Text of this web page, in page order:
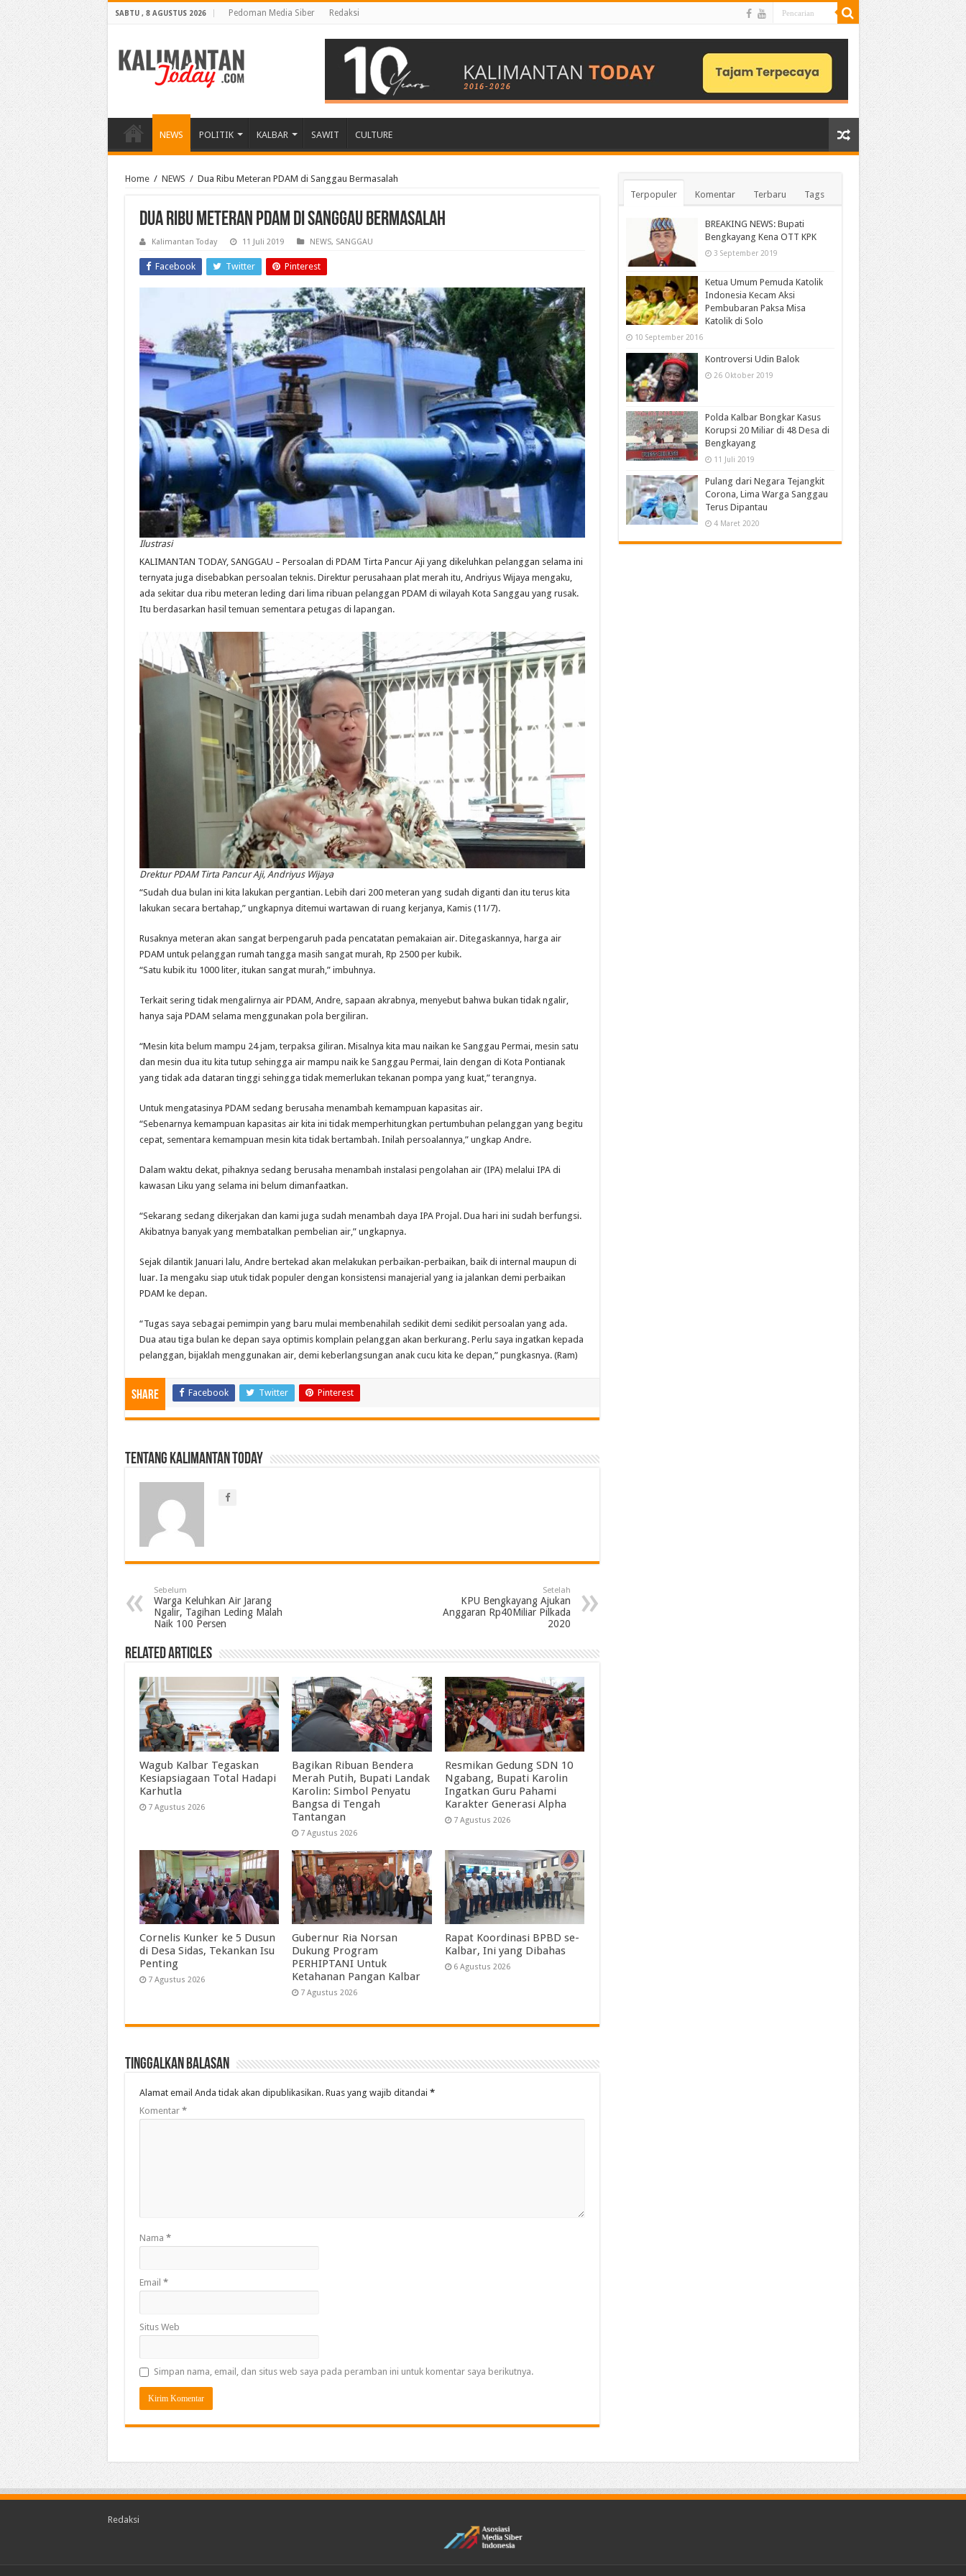
SABTU , 8 AGUSTUS 2026 Pedoman Media Siber Redaksi
NEWS POLITIK KALBAR SAWIT CULTURE
Home / NEWS / Dua Ribu Meteran PDAM di Sanggau Bermasalah
Dua Ribu Meteran PDAM di Sanggau Bermasalah
Kalimantan Today 11 Juli 2019 NEWS, SANGGAU
Facebook Twitter Pinterest
Ilustrasi
KALIMANTAN TODAY, SANGGAU – Persoalan di PDAM Tirta Pancur Aji yang dikeluhkan pelanggan selama ini
ternyata juga disebabkan persoalan teknis. Direktur perusahaan plat merah itu, Andriyus Wijaya mengaku,
ada sekitar dua ribu meteran leding dari lima ribuan pelanggan PDAM di wilayah Kota Sanggau yang rusak.
Itu berdasarkan hasil temuan sementara petugas di lapangan.
Drektur PDAM Tirta Pancur Aji, Andriyus Wijaya
“Sudah dua bulan ini kita lakukan pergantian. Lebih dari 200 meteran yang sudah diganti dan itu terus kita
lakukan secara bertahap,” ungkapnya ditemui wartawan di ruang kerjanya, Kamis (11/7).
Rusaknya meteran akan sangat berpengaruh pada pencatatan pemakaian air. Ditegaskannya, harga air
PDAM untuk pelanggan rumah tangga masih sangat murah, Rp 2500 per kubik.
“Satu kubik itu 1000 liter, itukan sangat murah,” imbuhnya.
Terkait sering tidak mengalirnya air PDAM, Andre, sapaan akrabnya, menyebut bahwa bukan tidak ngalir,
hanya saja PDAM selama menggunakan pola bergiliran.
“Mesin kita belum mampu 24 jam, terpaksa giliran. Misalnya kita mau naikan ke Sanggau Permai, mesin satu
dan mesin dua itu kita tutup sehingga air mampu naik ke Sanggau Permai, lain dengan di Kota Pontianak
yang tidak ada dataran tinggi sehingga tidak memerlukan tekanan pompa yang kuat,” terangnya.
Untuk mengatasinya PDAM sedang berusaha menambah kemampuan kapasitas air.
“Sebenarnya kemampuan kapasitas air kita ini tidak memperhitungkan pertumbuhan pelanggan yang begitu
cepat, sementara kemampuan mesin kita tidak bertambah. Inilah persoalannya,” ungkap Andre.
Dalam waktu dekat, pihaknya sedang berusaha menambah instalasi pengolahan air (IPA) melalui IPA di
kawasan Liku yang selama ini belum dimanfaatkan.
“Sekarang sedang dikerjakan dan kami juga sudah menambah daya IPA Projal. Dua hari ini sudah berfungsi.
Akibatnya banyak yang membatalkan pembelian air,” ungkapnya.
Sejak dilantik Januari lalu, Andre bertekad akan melakukan perbaikan-perbaikan, baik di internal maupun di
luar. Ia mengaku siap utuk tidak populer dengan konsistensi manajerial yang ia jalankan demi perbaikan
PDAM ke depan.
“Tugas saya sebagai pemimpin yang baru mulai membenahilah sedikit demi sedikit persoalan yang ada.
Dua atau tiga bulan ke depan saya optimis komplain pelanggan akan berkurang. Perlu saya ingatkan kepada
pelanggan, bijaklah menggunakan air, demi keberlangsungan anak cucu kita ke depan,” pungkasnya. (Ram)
Share Facebook Twitter Pinterest
Tentang Kalimantan Today
Sebelum
Warga Keluhkan Air Jarang
Ngalir, Tagihan Leding Malah
Naik 100 Persen
Setelah
KPU Bengkayang Ajukan
Anggaran Rp40Miliar Pilkada
2020
Related Articles
Wagub Kalbar Tegaskan
Kesiapsiagaan Total Hadapi
Karhutla
7 Agustus 2026
Bagikan Ribuan Bendera
Merah Putih, Bupati Landak
Karolin: Simbol Penyatu
Bangsa di Tengah
Tantangan
7 Agustus 2026
Resmikan Gedung SDN 10
Ngabang, Bupati Karolin
Ingatkan Guru Pahami
Karakter Generasi Alpha
7 Agustus 2026
Cornelis Kunker ke 5 Dusun
di Desa Sidas, Tekankan Isu
Penting
7 Agustus 2026
Gubernur Ria Norsan
Dukung Program
PERHIPTANI Untuk
Ketahanan Pangan Kalbar
7 Agustus 2026
Rapat Koordinasi BPBD se-
Kalbar, Ini yang Dibahas
6 Agustus 2026
Tinggalkan Balasan
Alamat email Anda tidak akan dipublikasikan. Ruas yang wajib ditandai *
Komentar *
Nama *
Email *
Situs Web
Simpan nama, email, dan situs web saya pada peramban ini untuk komentar saya berikutnya.
Terpopuler Komentar Terbaru Tags
BREAKING NEWS: Bupati
Bengkayang Kena OTT KPK
3 September 2019
Ketua Umum Pemuda Katolik
Indonesia Kecam Aksi
Pembubaran Paksa Misa
Katolik di Solo
10 September 2016
Kontroversi Udin Balok
26 Oktober 2019
Polda Kalbar Bongkar Kasus
Korupsi 20 Miliar di 48 Desa di
Bengkayang
11 Juli 2019
Pulang dari Negara Tejangkit
Corona, Lima Warga Sanggau
Terus Dipantau
4 Maret 2020
Redaksi